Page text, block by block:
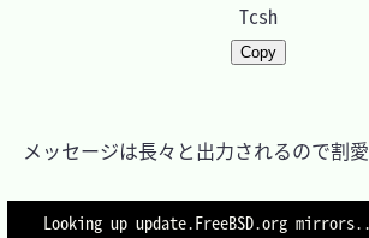
Tcsh
Copy
メッセージは長々と出力されるので割愛
Looking up update.FreeBSD.org